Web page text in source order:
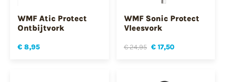
WMF Atic Protect
Ontbijtvork
€ 8,95
WMF Sonic Protect
Vleesvork
€ 24,95 € 17,50